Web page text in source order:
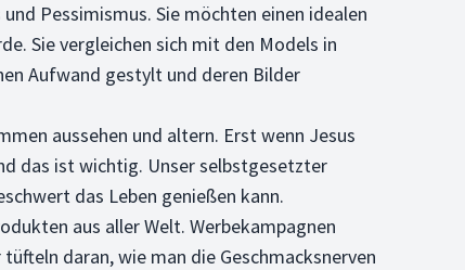
Pessimismus. Sie möchten einen idealen
Sie vergleichen sich mit den Models in
Aufwand gestylt und deren Bilder
aussehen und altern. Erst wenn Jesus
das ist wichtig. Unser selbstgesetzter
das Leben genießen kann.
aus aller Welt. Werbekampagnen
daran, wie man die Geschmacksnerven